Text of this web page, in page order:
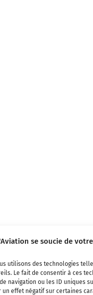
se soucie de
utilisons des technologies
Le fait de consentir à ces
navigation ou les ID uniques
effet négatif sur certaines